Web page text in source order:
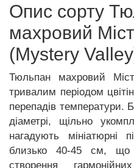
Опис сорту
махровий
(Mystery
Тюльпан махровий
тривалим періодом
перепадів температури.
діаметрі, щільно
нагадують мініатюрні
близько 40-45 см, що
створення